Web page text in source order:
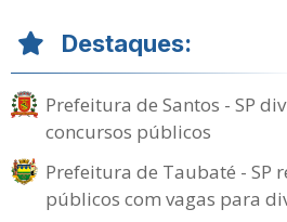
Destaques:
Prefeitura de Santos - SP
concursos públicos
Prefeitura de Taubaté - SP
públicos com vagas para